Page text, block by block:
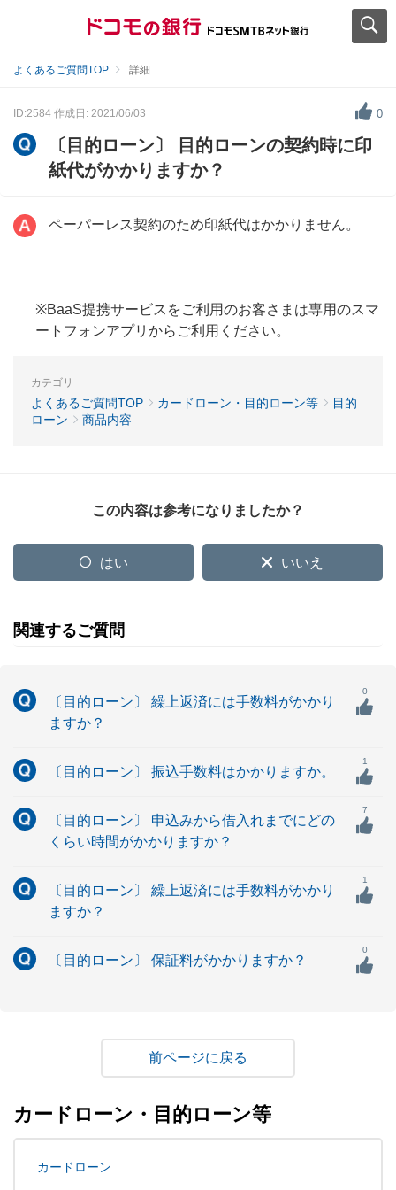
よくあるご質問TOP 詳細
ID:2584 作成日: 2021/06/03 0
〔目的ローン〕 目的ローンの契約時に印
紙代がかかりますか？
ペーパーレス契約のため印紙代はかかりません。
※BaaS提携サービスをご利用のお客さまは専用のスマ
ートフォンアプリからご利用ください。
カテゴリ
よくあるご質問TOP カードローン・目的ローン等
目的
ローン
商品内容
この内容は参考になりましたか？
はい いいえ
関連するご質問
〔目的ローン〕 繰上返済には手数料がかかり
ますか？
0
〔目的ローン〕 振込手数料はかかりますか。
1
〔目的ローン〕 申込みから借入れまでにどの
くらい時間がかかりますか？
7
〔目的ローン〕 繰上返済には手数料がかかり
ますか？
1
〔目的ローン〕 保証料がかかりますか？
0
戻る
カードローン・目的ローン等
カードローン